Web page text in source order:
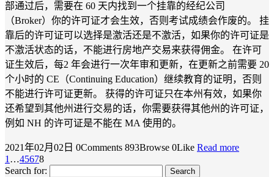
部通过后，需要在 60 天内找到一个挂靠的经纪公司
（Broker）你的许可证才会生效，否则考试成绩会作废的。 挂
靠后的许可证可以选择是激活还是不激活，如果你的许可证是
不激活状态的话，不能进行房地产交易来获得佣金。 在许可
证生效后，每2 年会进行一次年审和更新，在更新之前需要 20
个小时的 CE（Continuing Education）继续教育的证明，否则
不能进行许可证更新。 获得的许可证只在本州有效，如果你
还希望到其他州进行交易的话，你需要获得其他州的许可证，
例如 NH 的许可证是不能在 MA 使用的。
2021年02月02日 0Comments 893Browse 0Like Read more
1 …45678
Search for: